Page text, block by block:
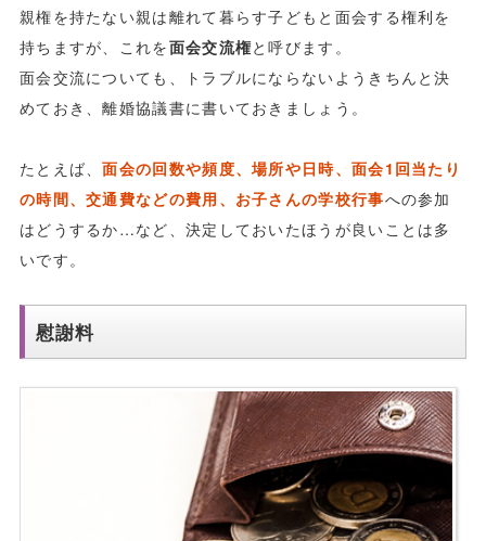
親権を持たない親は離れて暮らす子どもと面会する権利を
持ちますが、これを面会交流権と呼びます。
面会交流についても、トラブルにならないようきちんと決
めておき、離婚協議書に書いておきましょう。
たとえば、面会の回数や頻度、場所や日時、面会1回当たり
の時間、交通費などの費用、お子さんの学校行事への参加
はどうするか…など、決定しておいたほうが良いことは多
いです。
慰謝料